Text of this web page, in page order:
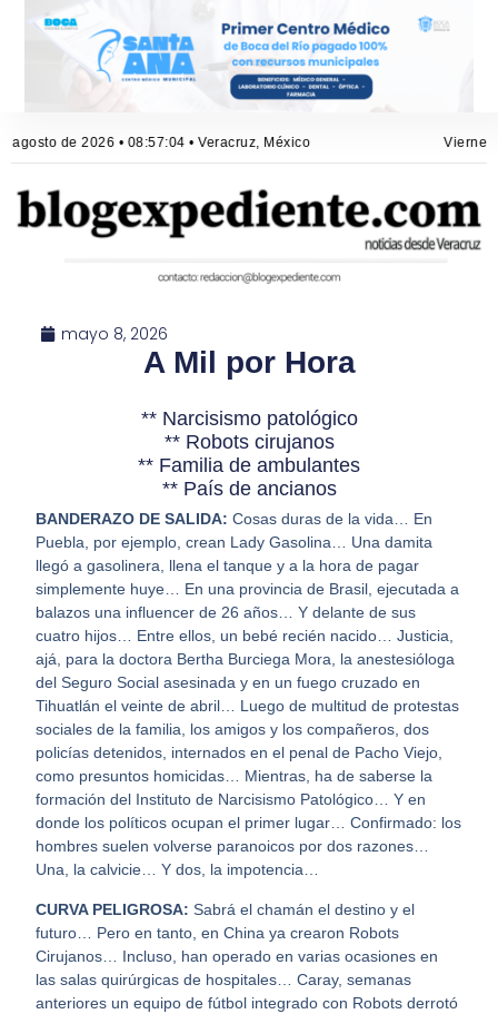
de 2026 • 08:57:04 • Veracruz, México
mayo 8, 2026
A Mil por Hora
** Narcisismo patológico
** Robots cirujanos
** Familia de ambulantes
** País de ancianos
BANDERAZO DE SALIDA: Cosas duras de la vida… En
Puebla, por ejemplo, crean Lady Gasolina… Una damita
llegó a gasolinera, llena el tanque y a la hora de pagar
simplemente huye… En una provincia de Brasil, ejecutada a
balazos una influencer de 26 años… Y delante de sus
cuatro hijos… Entre ellos, un bebé recién nacido… Justicia,
ajá, para la doctora Bertha Burciega Mora, la anestesióloga
del Seguro Social asesinada y en un fuego cruzado en
Tihuatlán el veinte de abril… Luego de multitud de protestas
sociales de la familia, los amigos y los compañeros, dos
policías detenidos, internados en el penal de Pacho Viejo,
como presuntos homicidas… Mientras, ha de saberse la
formación del Instituto de Narcisismo Patológico… Y en
donde los políticos ocupan el primer lugar… Confirmado: los
hombres suelen volverse paranoicos por dos razones…
Una, la calvicie… Y dos, la impotencia…
CURVA PELIGROSA: Sabrá el chamán el destino y el
futuro… Pero en tanto, en China ya crearon Robots
Cirujanos… Incluso, han operado en varias ocasiones en
las salas quirúrgicas de hospitales… Caray, semanas
anteriores un equipo de fútbol integrado con Robots derrotó